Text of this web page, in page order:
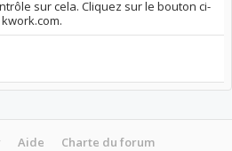
sur cela. Cliquez sur le bouton ci-
Aide Charte du forum